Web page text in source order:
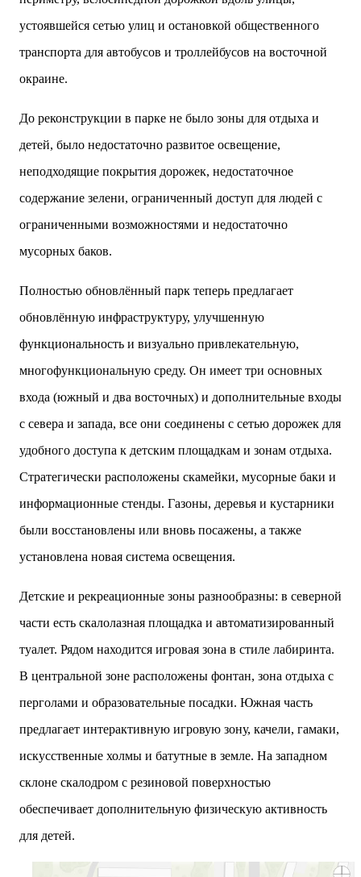
устоявшейся сетью улиц и остановкой общественного
транспорта для автобусов и троллейбусов на восточной
окраине.
До реконструкции в парке не было зоны для отдыха и
детей, было недостаточно развитое освещение,
неподходящие покрытия дорожек, недостаточное
содержание зелени, ограниченный доступ для людей с
ограниченными возможностями и недостаточно
мусорных баков.
Полностью обновлённый парк теперь предлагает
обновлённую инфраструктуру, улучшенную
функциональность и визуально привлекательную,
многофункциональную среду. Он имеет три основных
входа (южный и два восточных) и дополнительные входы
с севера и запада, все они соединены с сетью дорожек для
удобного доступа к детским площадкам и зонам отдыха.
Стратегически расположены скамейки, мусорные баки и
информационные стенды. Газоны, деревья и кустарники
были восстановлены или вновь посажены, а также
установлена новая система освещения.
Детские и рекреационные зоны разнообразны: в северной
части есть скалолазная площадка и автоматизированный
туалет. Рядом находится игровая зона в стиле лабиринта.
В центральной зоне расположены фонтан, зона отдыха с
перголами и образовательные посадки. Южная часть
предлагает интерактивную игровую зону, качели, гамаки,
искусственные холмы и батутные в земле. На западном
склоне скалодром с резиновой поверхностью
обеспечивает дополнительную физическую активность
для детей.